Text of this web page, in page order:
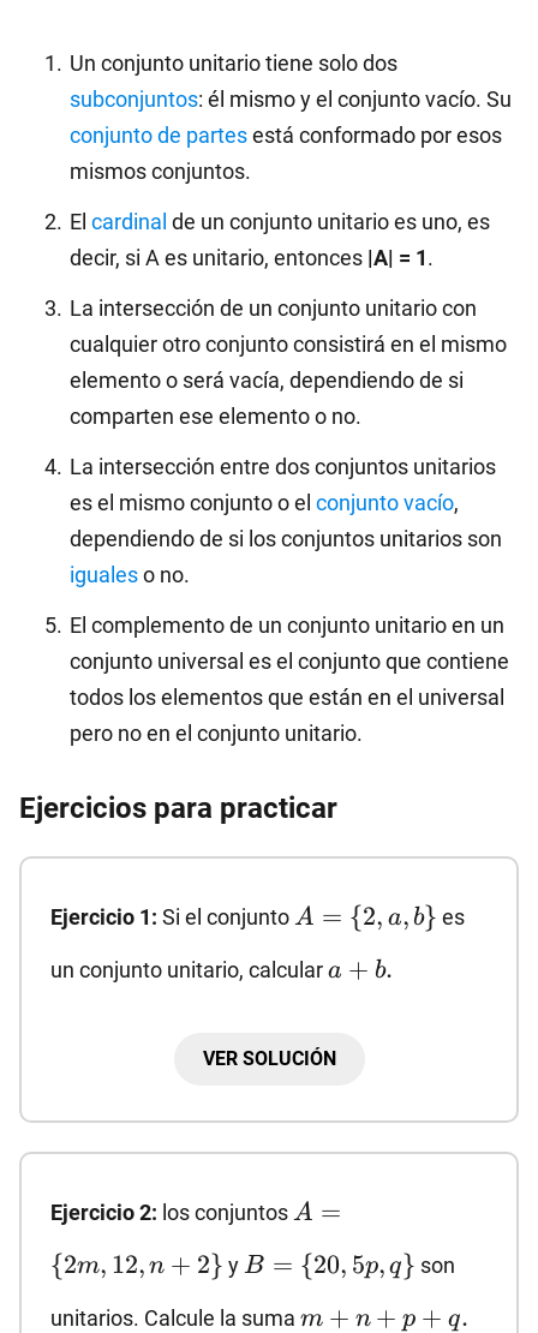
Un conjunto unitario tiene solo dos
subconjuntos: él mismo y el conjunto vacío. Su
conjunto de partesestá conformado por esos
mismos conjuntos.
El cardinal de un conjunto unitario es uno, es
decir, si A es unitario, entonces |A| = 1.
La intersección de un conjunto unitario con
cualquier otro conjunto consistirá en el mismo
elemento o será vacía, dependiendo de si
comparten ese elemento o no.
La intersección entre dos conjuntos unitarios
es el mismo conjunto o el conjunto vacío,
dependiendo de si los conjuntos unitarios son
igualeso no.
El complemento de un conjunto unitario en un
conjunto universal es el conjunto que contiene
todos los elementos que están en el universal
pero no en el conjunto unitario.
Ejercicios para practicar
Ejercicio 1: Si el conjunto A=\
{2,a,b\}
A = {2, a, b} es
un conjunto unitario, calcular a+b.
a + b.
VER SOLUCIÓN
Solución:
iguales, es decir, 2=a=b.
=
extraemos que a=2
a = b=2,
= 2 , por lo tanto
Ejercicio 2: los conjuntos A=\
12,
A =
{2m, 12, n + 2} y B=\
5p,
B = {20, 5p, q} son
unitarios. Calcule la suma m+n+p+q.
m + n + p + q.